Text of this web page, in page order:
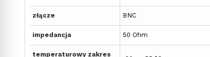
złącze BNC
impedancja 50 Ohm
temperaturowy zakres